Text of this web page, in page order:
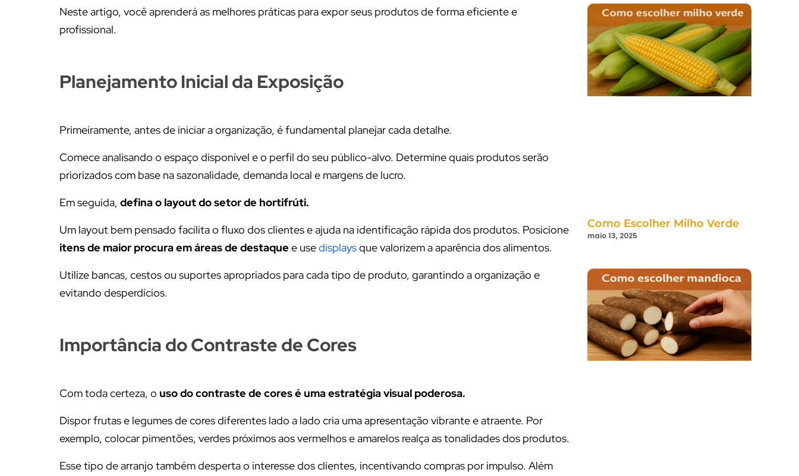
Neste artigo, você aprenderá as melhores práticas para expor seus produtos de forma eficiente e
profissional.
Planejamento Inicial da Exposição
Primeiramente, antes de iniciar a organização, é fundamental planejar cada detalhe.
Comece analisando o espaço disponível e o perfil do seu público-alvo. Determine quais produtos serão
priorizados com base na sazonalidade, demanda local e margens de lucro.
Em seguida, defina o layout do setor de hortifrúti.
Um layout bem pensado facilita o fluxo dos clientes e ajuda na identificação rápida dos produtos. Posicione
itens de maior procura em áreas de destaque e usedisplaysque valorizem a aparência dos alimentos.
Utilize bancas, cestos ou suportes apropriados para cada tipo de produto, garantindo a organização e
evitando desperdícios.
Importância do Contraste de Cores
Com toda certeza, o uso do contraste de cores é uma estratégia visual poderosa.
Dispor frutas e legumes de cores diferentes lado a lado cria uma apresentação vibrante e atraente. Por
exemplo, colocar pimentões, verdes próximos aos vermelhos e amarelos realça as tonalidades dos produtos.
Esse tipo de arranjo também desperta o interesse dos clientes, incentivando compras por impulso. Além
Como Escolher Milho Verde
maio 13, 2025